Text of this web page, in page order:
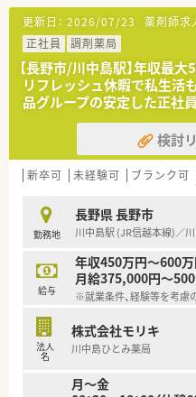
■4週9休制で年間休日は
みを行っているため、心
す。
■全社員に6連休のリフレ
ライベートの旅行や趣味
す。
■遅番・早番のシフト調整
間はわずか6.6時間程度
更新日： 2026/07/23 薬剤師求
正社員
調剤薬局
【長野市/川中島駅】年収最
リフレッシュ休暇で私生活
品グループの安定した正社
検討
新卒可 未経験可 ブランク可
勤務地
長野県 長野市
川中島駅 (JR信越本線)／
給与
年収450万円～600
月給375,000円～
※就業条件、経験等を考慮
法人
名
株式会社モリキ
川中島ひとみ薬局
月～金